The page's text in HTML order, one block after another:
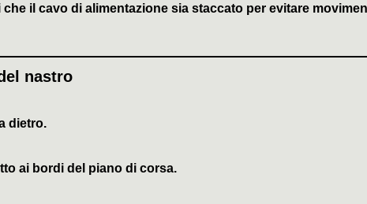
il cavo di alimentazione sia staccato per evitare
nastro
dietro.
ai bordi del piano di corsa.